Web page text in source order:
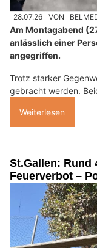
28.07.26 VON
Am Montagabend
anlässlich einer
angegriffen.
Trotz starker
gebracht werden.
Weiterlesen
St.Gallen: Rund
Feuerverbot –